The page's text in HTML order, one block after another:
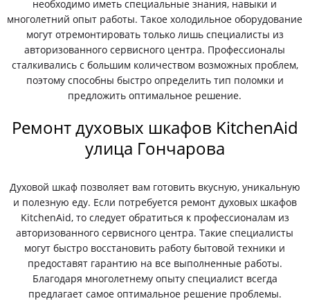
необходимо иметь специальные знания, навыки и
многолетний опыт работы. Такое холодильное оборудование
могут отремонтировать только лишь специалисты из
авторизованного сервисного центра. Профессионалы
сталкивались с большим количеством возможных проблем,
поэтому способны быстро определить тип поломки и
предложить оптимальное решение.
Ремонт духовых шкафов KitchenAid
улица Гончарова
Духовой шкаф позволяет вам готовить вкусную, уникальную
и полезную еду. Если потребуется ремонт духовых шкафов
KitchenAid, то следует обратиться к профессионалам из
авторизованного сервисного центра. Такие специалисты
могут быстро восстановить работу бытовой техники и
предоставят гарантию на все выполненные работы.
Благодаря многолетнему опыту специалист всегда
предлагает самое оптимальное решение проблемы.